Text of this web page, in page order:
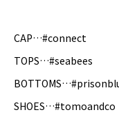
CAP…#connect
TOPS…#seabees
SHOES…#tomoandco